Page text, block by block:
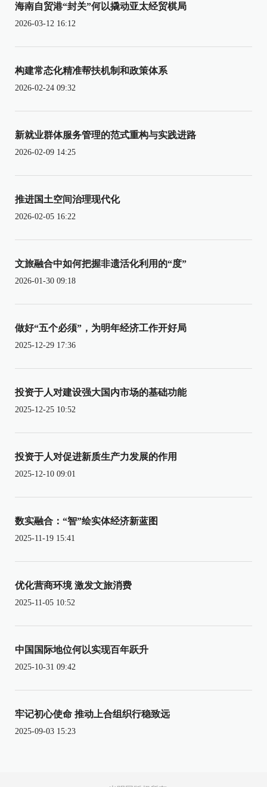
海南自贸港“封关”何以撬动亚太经贸棋局
2026-03-12 16:12
构建常态化精准帮扶机制和政策体系
2026-02-24 09:32
新就业群体服务管理的范式重构与实践进路
2026-02-09 14:25
推进国土空间治理现代化
2026-02-05 16:22
文旅融合中如何把握非遗活化利用的“度”
2026-01-30 09:18
做好“五个必须”，为明年经济工作开好局
2025-12-29 17:36
投资于人对建设强大国内市场的基础功能
2025-12-25 10:52
投资于人对促进新质生产力发展的作用
2025-12-10 09:01
数实融合：“智”绘实体经济新蓝图
2025-11-19 15:41
优化营商环境 激发文旅消费
2025-11-05 10:52
中国国际地位何以实现百年跃升
2025-10-31 09:42
牢记初心使命 推动上合组织行稳致远
2025-09-03 15:23